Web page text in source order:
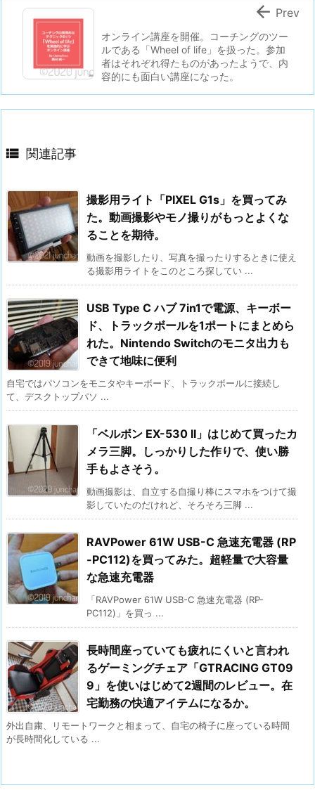
オンライン講座を開催。コーチングのツー
ルである「Wheel of life」を扱った。参加
者はそれぞれ得たものがあったようで、内
容的にも面白い講座になった。
 Prev
 関連記事
撮影用ライト「PIXEL G1s」を買ってみ
た。動画撮影やモノ撮りがもっとよくな
ることを期待。
動画を撮影したり、写真を撮ったりするときに使え
る撮影用ライトをこのところ探してい ...
USB Type C ハブ 7in1で電源、キーボー
ド、トラックボールを1ポートにまとめら
れた。Nintendo Switchのモニタ出力も
できて地味に便利
自宅ではパソコンをモニタやキーボード、トラックボールに接続し
て、デスクトップパソ ...
「ベルボン EX-530 II」はじめて買ったカ
メラ三脚。しっかりした作りで、使い勝
手もよさそう。
動画撮影は、自立する自撮り棒にスマホをつけて撮
影していたのだけれど、そろそろ三脚 ...
RAVPower 61W USB-C 急速充電器 (RP
-PC112)を買ってみた。超軽量で大容量
な急速充電器
「RAVPower 61W USB-C 急速充電器 (RP-
PC112)」を買っ ...
長時間座っていても疲れにくいと言われ
るゲーミングチェア「GTRACING GT09
9」を使いはじめて2週間のレビュー。在
宅勤務の快適アイテムになるか。
外出自粛、リモートワークと相まって、自宅の椅子に座っている時間
が長時間化している ...